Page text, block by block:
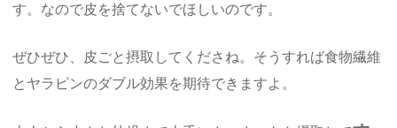
す。なので皮を捨てないでほしいのです。
ぜひぜひ、皮ごと摂取してくださね。そうすれば食物繊維
とヤラピンのダブル効果を期待できますよ。